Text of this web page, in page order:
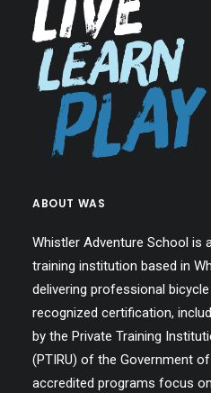
ABOUT WAS
Whistler Adventure School is
training institution based in
delivering professional
recognized certification,
by the Private Training
(PTIRU) of the Government
accredited programs focus